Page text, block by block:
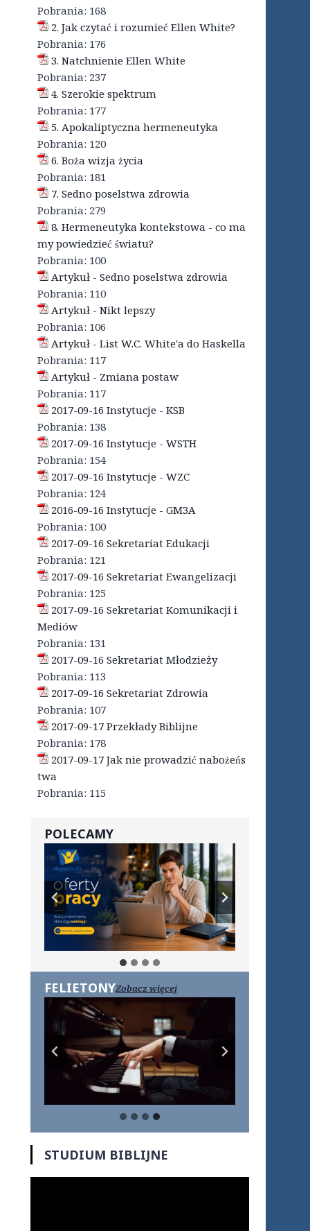
Pobrania: 168
2. Jak czytać i rozumieć Ellen White?
Pobrania: 176
3. Natchnienie Ellen White
Pobrania: 237
4. Szerokie spektrum
Pobrania: 177
5. Apokaliptyczna hermeneutyka
Pobrania: 120
6. Boża wizja życia
Pobrania: 181
7. Sedno poselstwa zdrowia
Pobrania: 279
8. Hermeneutyka kontekstowa - co ma
my powiedzieć światu?
Pobrania: 100
Artykuł - Sedno poselstwa zdrowia
Pobrania: 110
Artykuł - Nikt lepszy
Pobrania: 106
Artykuł - List W.C. White'a do Haskella
Pobrania: 117
Artykuł - Zmiana postaw
Pobrania: 117
2017-09-16 Instytucje - KSB
Pobrania: 138
2017-09-16 Instytucje - WSTH
Pobrania: 154
2017-09-16 Instytucje - WZC
Pobrania: 124
2016-09-16 Instytucje - GM3A
Pobrania: 100
2017-09-16 Sekretariat Edukacji
Pobrania: 121
2017-09-16 Sekretariat Ewangelizacji
Pobrania: 125
2017-09-16 Sekretariat Komunikacji i
Mediów
Pobrania: 131
2017-09-16 Sekretariat Młodzieży
Pobrania: 113
2017-09-16 Sekretariat Zdrowia
Pobrania: 107
2017-09-17 Przekłady Biblijne
Pobrania: 178
2017-09-17 Jak nie prowadzić nabożeńs
twa
Pobrania: 115
POLECAMY
FELIETONYZobacz więcej
STUDIUM BIBLIJNE